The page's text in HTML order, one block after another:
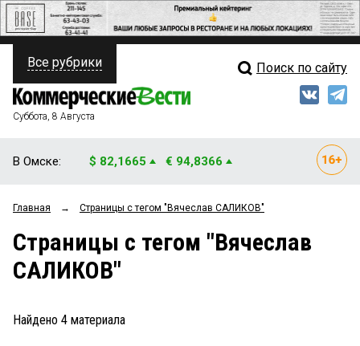
ПОЛИТИКА
ФИНАНСЫ
ОБЩЕСТВО
ЗАКОН
ПРОИСШЕСТВИЯ
Свежий выпуск
Мнения
Рейтинги
Все рубрики Поиск по сайту
Суббота, 8 Августа
В Омске: $ 82,1665 € 94,8366
Главная → Страницы c тегом "Вячеслав САЛИКОВ"
Страницы c тегом "Вячеслав
САЛИКОВ"
Найдено 4 материала